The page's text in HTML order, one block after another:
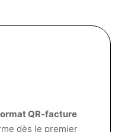
QR-facture
dès le premier